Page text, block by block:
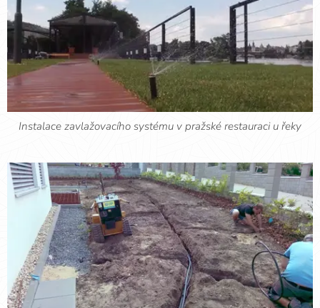
Instalace zavlažovacího systému v pražské restauraci u řeky